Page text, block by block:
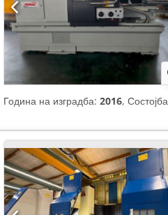
Година на изградба: 2016,